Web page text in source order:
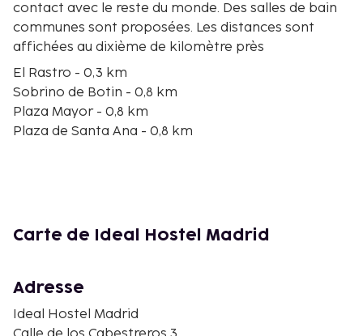
contact avec le reste du monde. Des salles de bain
communes sont proposées. Les distances sont
affichées au dixième de kilomètre près
El Rastro - 0,3 km
Sobrino de Botin - 0,8 km
Plaza Mayor - 0,8 km
Plaza de Santa Ana - 0,8 km
Rue d’Alcalá - 1 km
Porte de Tolède - 1 km
Plaza de la Villa - 1,1 km
Plaza de Oriente - 1,3 km
Carte de Ideal Hostel Madrid
Adresse
Ideal Hostel Madrid